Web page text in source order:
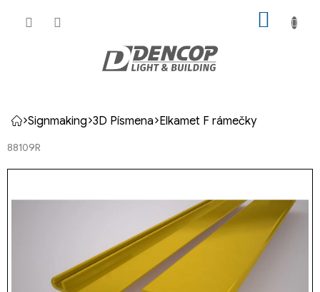
Domů
Signmaking 3D Písmena Elkamet F rámečky
88109R